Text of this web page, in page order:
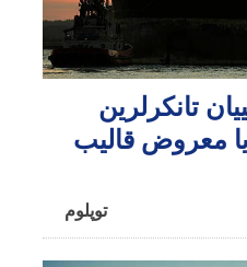
تانکرلرین
توپلوم